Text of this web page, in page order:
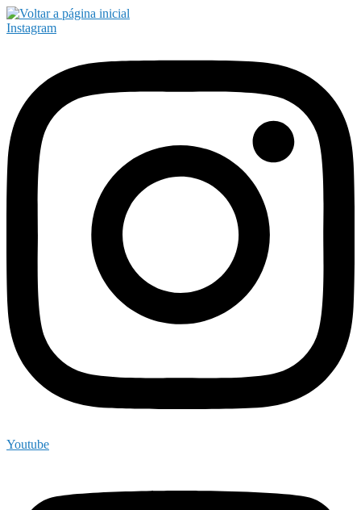
Instagram
Youtube